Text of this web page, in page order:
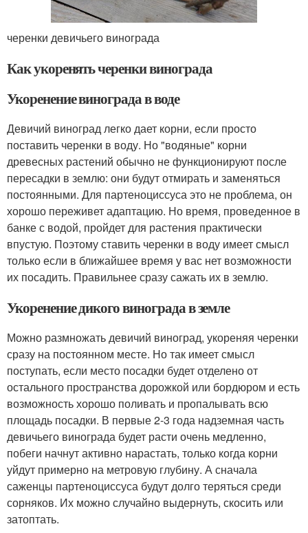
черенки девичьего винограда
Как укоренять черенки винограда
Укоренение винограда в воде
Девичий виноград легко дает корни, если просто
поставить черенки в воду. Но "водяные" корни
древесных растений обычно не функционируют после
пересадки в землю: они будут отмирать и заменяться
постоянными. Для партеноциссуса это не проблема, он
хорошо переживет адаптацию. Но время, проведенное в
банке с водой, пройдет для растения практически
впустую. Поэтому ставить черенки в воду имеет смысл
только если в ближайшее время у вас нет возможности
их посадить. Правильнее сразу сажать их в землю.
Укоренение дикого винограда в земле
Можно размножать девичий виноград, укореняя черенки
сразу на постоянном месте. Но так имеет смысл
поступать, если место посадки будет отделено от
остального пространства дорожкой или бордюром и есть
возможность хорошо поливать и пропалывать всю
площадь посадки. В первые 2-3 года надземная часть
девичьего винограда будет расти очень медленно,
побеги начнут активно нарастать, только когда корни
уйдут примерно на метровую глубину. А сначала
саженцы партеноциссуса будут долго теряться среди
сорняков. Их можно случайно выдернуть, скосить или
затоптать.